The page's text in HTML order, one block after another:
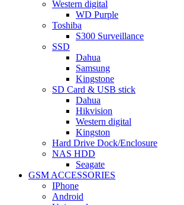
Western digital
WD Purple
Toshiba
S300 Surveillance
SSD
Dahua
Samsung
Kingstone
SD Card & USB stick
Dahua
Hikvision
Western digital
Kingston
Hard Drive Dock/Enclosure
NAS HDD
Seagate
GSM ACCESSORIES
IPhone
Android